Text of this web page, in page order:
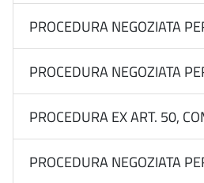
PROCEDURA NEGOZIATA
PROCEDURA NEGOZIATA
PROCEDURA EX ART. 50,
PROCEDURA NEGOZIATA